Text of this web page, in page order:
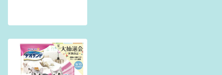
東当日便